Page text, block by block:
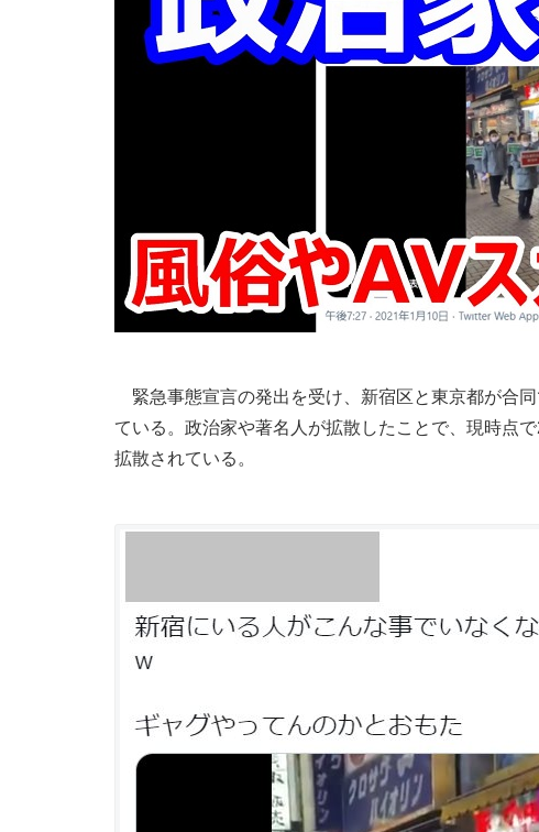
緊急事態宣言の発出を受け、新宿区と東京都が合
ている。政治家や著名人が拡散したことで、現時点
拡散されている。